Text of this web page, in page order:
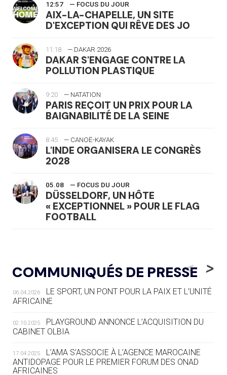
12:57 — FOCUS DU JOUR
AIX-LA-CHAPELLE, UN SITE
D'EXCEPTION QUI RÊVE DES JO
11:18 — DAKAR 2026
DAKAR S'ENGAGE CONTRE LA
POLLUTION PLASTIQUE
9:20 — NATATION
PARIS REÇOIT UN PRIX POUR LA
BAIGNABILITÉ DE LA SEINE
8:45 — CANOË-KAYAK
L'INDE ORGANISERA LE CONGRÈS
2028
05.08 — FOCUS DU JOUR
DÜSSELDORF, UN HÔTE
« EXCEPTIONNEL » POUR LE FLAG
FOOTBALL
LE RÊVE DE VOIR LA LUGE ALPINE
AUX JO « N'EST PAS FINI »
05.08 — TIR À L'ARC
DES MONDIAUX À BRISBANE SUR LA
ROUTE DES JO 2032
LE VILLAGE OLYMPIQUE DES ARAVIS
SE DESSINE
COMMUNIQUÉS DE PRESSE
<
06.04.2026
LE SPORT, UN PONT POUR LA PAIX ET L’UNITÉ
AFRICAINE
02.10.2025
PLAYGROUND ANNONCE L’ACQUISITION DU
CABINET OLBIA
17.04.2025
L’AMA S’ASSOCIE À L’AGENCE MAROCAINE
ANTIDOPAGE POUR LE PREMIER FORUM DES ONAD
AFRICAINES
>